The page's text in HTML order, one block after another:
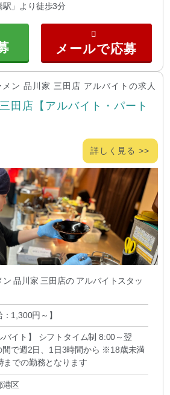
駅」より徒歩3分
メン 品川家 三田店 アルバイトの求人
田店【アルバイト・パート
詳しく見る >>
ン 品川家 三田店の アルバイトスタッ
：1,300円～ 】
バイト】 シフトタイム制 8:00～翌
間で週2日、1日3時間から ※18歳未満
までの勤務となります
港区